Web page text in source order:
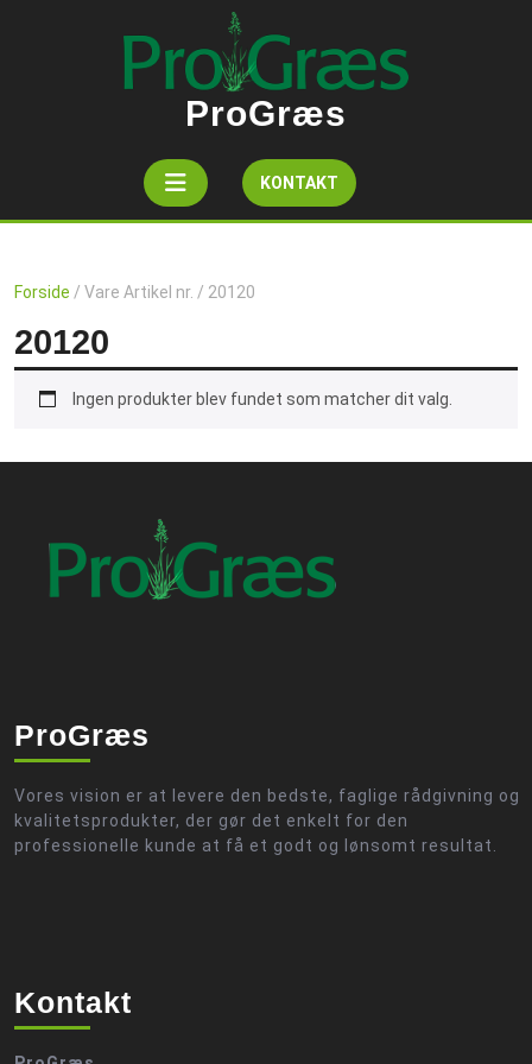
ProGræs
OpenKONTAKTGet
A
Forside / Vare Artikel nr. / 20120
20120
Ingen produkter blev fundet som matcher dit valg.
ProGræs
Vores vision er at levere den bedste, faglige rådgivning og
kvalitetsprodukter, der gør det enkelt for den
professionelle kunde at få et godt og lønsomt resultat.
Kontakt